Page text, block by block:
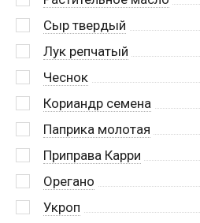
Сыр твердый
Лук репчатый
Чеснок
Кориандр семена
Паприка молотая
Приправа Карри
Орегано
Укроп